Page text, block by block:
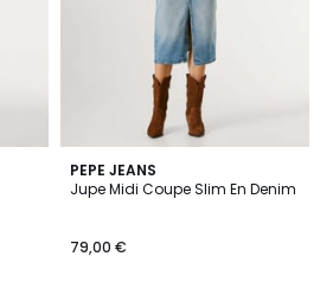
PEPE JEANS
Jupe Midi Coupe Slim En Denim
79,00 €
2
Couleurs